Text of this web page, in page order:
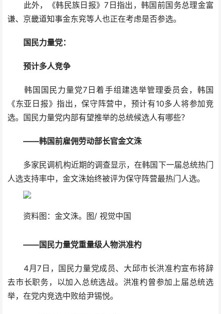
此外，《韩民族日报》7日指出，韩国前国务总理金富
谦、京畿道知事金东兖等人也正在考虑是否参选。
国民力量党：
预计多人竞争
韩国国民力量党7日着手组建选举管理委员会，韩国
《东亚日报》指出，保守阵营中，预计有10多人将参加竞
选。国民力量党内部有望推举的总统候选人有哪些？
——韩国前雇佣劳动部长官金文洙
多家民调机构近期的调查显示，在韩国下一届总统热门
人选支持率中，金文洙始终被评为保守阵营最热门人选。
资料图：金文洙。图/ 视觉中国
——国民力量党重量级人物洪准杓
4月7日，国民力量党成员、大邱市长洪准杓宣布将辞
去市长职务，以加入总统选战。洪准杓曾参加上届总统选
举，在党内竞选中败给尹锡悦。